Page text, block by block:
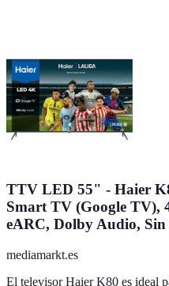
TTV LED 55" - Haier
Smart TV (Google TV),
eARC, Dolby Audio, Sin
mediamarkt.es
El televisor Haier K80 es ideal